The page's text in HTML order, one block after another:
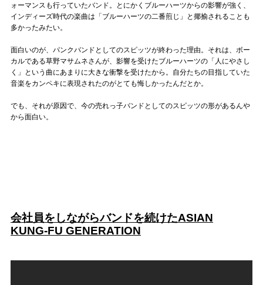
ォーマンスも行っていたバンド。とにかくブルーハーツからの影響が強く、
インディーズ時代の楽曲は「ブルーハーツの二番煎じ」と揶揄されることも
多かったみたい。
面白いのが、パンクバンドとしてのスピッツが終わった理由。それは、ボー
カルである草野マサムネさんが、影響を受けたブルーハーツの「人にやさし
く」という曲にあまりに大きな衝撃を受けたから。自分たちの目指していた
音楽をカンペキに表現されたのがとても悔しかったんだとか。
でも、それが原因で、今の売れっ子バンドとしてのスピッツの形があるんや
から面白い。
会社員をしながらバンドを続けたASIAN
KUNG-FU GENERATION